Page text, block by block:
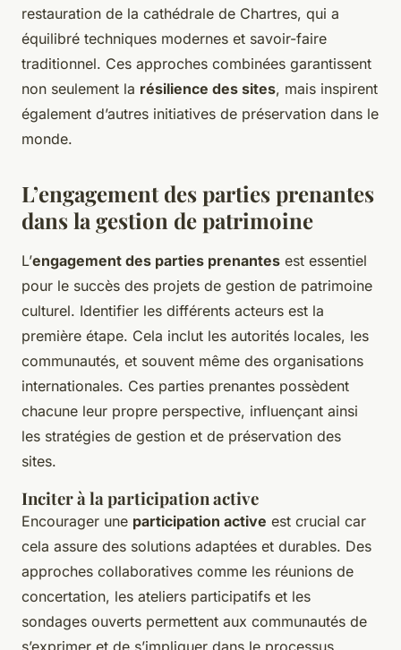
restauration de la cathédrale de Chartres, qui a
équilibré techniques modernes et savoir-faire
traditionnel. Ces approches combinées garantissent
non seulement la résilience des sites, mais inspirent
également d’autres initiatives de préservation dans le
monde.
L’engagement des parties prenantes
dans la gestion de patrimoine
L’engagement des parties prenantes est essentiel
pour le succès des projets de gestion de patrimoine
culturel. Identifier les différents acteurs est la
première étape. Cela inclut les autorités locales, les
communautés, et souvent même des organisations
internationales. Ces parties prenantes possèdent
chacune leur propre perspective, influençant ainsi
les stratégies de gestion et de préservation des
sites.
Inciter à la participation active
Encourager une participation active est crucial car
cela assure des solutions adaptées et durables. Des
approches collaboratives comme les réunions de
concertation, les ateliers participatifs et les
sondages ouverts permettent aux communautés de